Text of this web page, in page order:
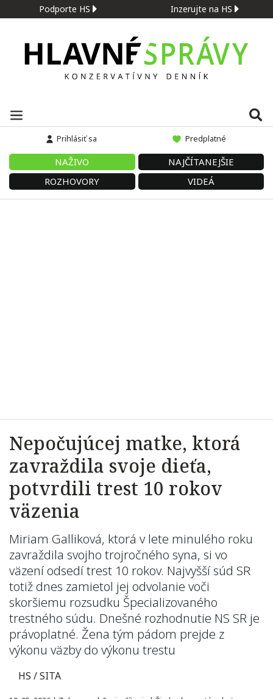
Podporte HS Inzerujte na HS
Prihlásiť sa Predplatné
NAŽIVO
NAJČÍTANEJŠIE
ROZHOVORY
VIDEÁ
Nepočujúcej matke, ktorá
zavraždila svoje dieťa,
potvrdili trest 10 rokov
väzenia
Miriam Galliková, ktorá v lete minulého roku
zavraždila svojho trojročného syna, si vo
väzení odsedí trest 10 rokov. Najvyšší súd SR
totiž dnes zamietol jej odvolanie voči
skoršiemu rozsudku Špecializovaného
trestného súdu. Dnešné rozhodnutie NS SR je
právoplatné. Žena tým pádom prejde z
výkonu väzby do výkonu trestu
HS / SITA